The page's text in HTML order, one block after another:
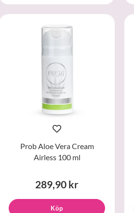
Prob Aloe Vera Cream
Airless 100 ml
289,90 kr
Köp